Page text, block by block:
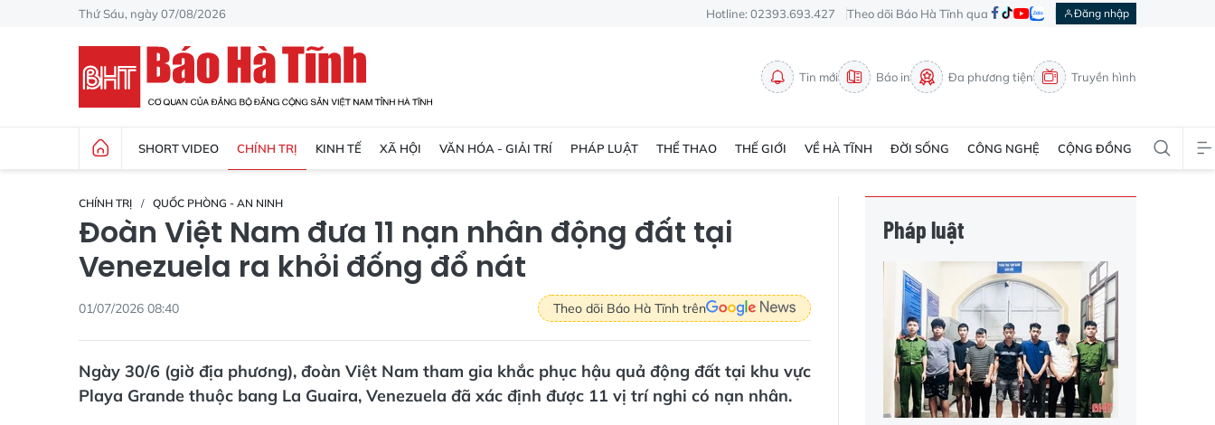
Thứ Sáu, ngày 07/08/2026 Hotline: 02393.693.427 Theo dõi Báo Hà Tĩnh qua Đăng nhập
Tin mới Báo in Đa phương tiện Truyền hình
SHORT VIDEO CHÍNH TRỊ KINH TẾ XÃ HỘI VĂN HÓA - GIẢI TRÍ PHÁP LUẬT THỂ THAO THẾ GIỚI VỀ HÀ TĨNH ĐỜI SỐNG CÔNG NGHỆ CỘNG ĐỒNG
CHÍNH TRỊ QUỐC PHÒNG - AN NINH
Đoàn Việt Nam đưa 11 nạn nhân động đất tại
Venezuela ra khỏi đống đổ nát
01/07/2026 08:40 Theo dõi Báo Hà Tĩnh trên
Ngày 30/6 (giờ địa phương), đoàn Việt Nam tham gia khắc phục hậu quả động đất tại khu vực
Playa Grande thuộc bang La Guaira, Venezuela đã xác định được 11 vị trí nghi có nạn nhân.
Pháp luật